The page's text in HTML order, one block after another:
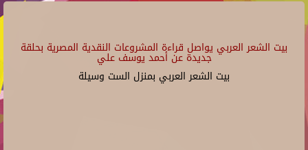
بيت الشعر العربي يواصل قراءة المشروعات النقدية المصرية بحلقة
جديدة عن أحمد يوسف علي
بيت الشعر العربي بمنزل الست وسيلة